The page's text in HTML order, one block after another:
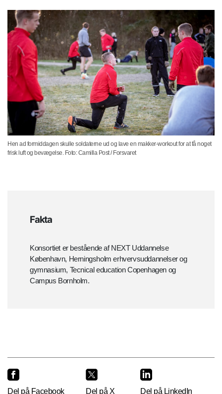
Hen ad formiddagen skulle soldaterne ud og lave en makker-workout for at få noget
frisk luft og bevægelse. Foto: Camilla Post / Forsvaret
Fakta
Konsortiet er bestående af NEXT Uddannelse
København, Herningsholm erhvervsuddannelser og
gymnasium, Tecnical education Copenhagen og
Campus Bornholm.
Del på Facebook Del på X
Del på LinkedIn